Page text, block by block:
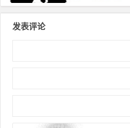
发表评论